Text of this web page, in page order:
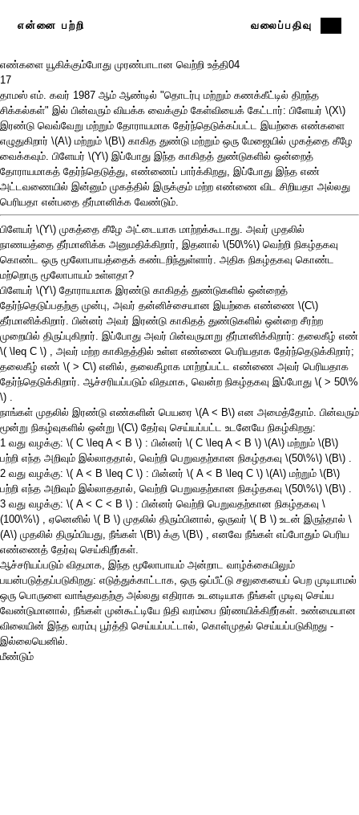
என்னை பற்றி வலைப்பதிவு
எண்களை யூகிக்கும்போது முரண்பாடான வெற்றி உத்தி04
17
தாமஸ் எம். கவர் 1987 ஆம் ஆண்டில் "தொடர்பு மற்றும் கணக்கீட்டில் திறந்த
சிக்கல்கள்" இல் பின்வரும் வியக்க வைக்கும் கேள்வியைக் கேட்டார்: பிளேயர் \(X\)
இரண்டு வெவ்வேறு மற்றும் தோராயமாக தேர்ந்தெடுக்கப்பட்ட இயற்கை எண்களை
எழுதுகிறார் \(A\) மற்றும் \(B\) காகித துண்டு மற்றும் ஒரு மேஜையில் முகத்தை கீழே
வைக்கவும். பிளேயர் \(Y\) இப்போது இந்த காகிதத் துண்டுகளில் ஒன்றைத்
தோராயமாகத் தேர்ந்தெடுத்து, எண்ணைப் பார்க்கிறது, இப்போது இந்த எண்
அட்டவணையில் இன்னும் முகத்தில் இருக்கும் மற்ற எண்ணை விட சிறியதா அல்லது
பெரியதா என்பதை தீர்மானிக்க வேண்டும்.
பிளேயர் \(Y\) முகத்தை கீழே அட்டையாக மாற்றக்கூடாது. அவர் முதலில்
நாணயத்தை தீர்மானிக்க அனுமதிக்கிறார், இதனால் \(50\%\) வெற்றி நிகழ்தகவு
கொண்ட ஒரு மூலோபாயத்தைக் கண்டறிந்துள்ளார். அதிக நிகழ்தகவு கொண்ட
மற்றொரு மூலோபாயம் உள்ளதா?
பிளேயர் \(Y\) தோராயமாக இரண்டு காகிதத் துண்டுகளில் ஒன்றைத்
தேர்ந்தெடுப்பதற்கு முன்பு, அவர் தன்னிச்சையான இயற்கை எண்ணை \(C\)
தீர்மானிக்கிறார். பின்னர் அவர் இரண்டு காகிதத் துண்டுகளில் ஒன்றை சீரற்ற
முறையில் திருப்புகிறார். இப்போது அவர் பின்வருமாறு தீர்மானிக்கிறார்: தலைகீழ் எண்
\( \leq C \) , அவர் மற்ற காகிதத்தில் உள்ள எண்ணை பெரியதாக தேர்ந்தெடுக்கிறார்;
தலைகீழ் எண் \( > C\) எனில், தலைகீழாக மாற்றப்பட்ட எண்ணை அவர் பெரியதாக
தேர்ந்தெடுக்கிறார். ஆச்சரியப்படும் விதமாக, வென்ற நிகழ்தகவு இப்போது \( > 50\%
\)
நாங்கள் முதலில் இரண்டு எண்களின் பெயரை \(A < B\) என அமைத்தோம். பின்வரும்
மூன்று நிகழ்வுகளில் ஒன்று \(C\) தேர்வு செய்யப்பட்ட உடனேயே நிகழ்கிறது:
1 வது வழக்கு: \( C \leq A < B \) : பின்னர் \( C \leq A < B \) \(A\) மற்றும் \(B\)
பற்றி எந்த அறிவும் இல்லாததால், வெற்றி பெறுவதற்கான நிகழ்தகவு \(50\%\) \(B\)
2 வது வழக்கு: \( A < B \leq C \) : பின்னர் \( A < B \leq C \) \(A\) மற்றும் \(B\)
பற்றி எந்த அறிவும் இல்லாததால், வெற்றி பெறுவதற்கான நிகழ்தகவு \(50\%\) \(B\)
3 வது வழக்கு: \( A < C < B \) : பின்னர் வெற்றி பெறுவதற்கான நிகழ்தகவு \
(100\%\) , ஏனெனில் \( B \) முதலில் திரும்பினால், ஒருவர் \( B \) உடன் இருந்தால் \
(A\) முதலில் திரும்பியது, நீங்கள் \(B\) க்கு \(B\) , எனவே நீங்கள் எப்போதும் பெரிய
எண்ணைத் தேர்வு செய்கிறீர்கள்.
ஆச்சரியப்படும் விதமாக, இந்த மூலோபாயம் அன்றாட வாழ்க்கையிலும்
பயன்படுத்தப்படுகிறது: எடுத்துக்காட்டாக, ஒரு ஒப்பீட்டு சலுகையைப் பெற முடியாமல்
ஒரு பொருளை வாங்குவதற்கு அல்லது எதிராக உடனடியாக நீங்கள் முடிவு செய்ய
வேண்டுமானால், நீங்கள் முன்கூட்டியே நிதி வரம்பை நிர்ணயிக்கிறீர்கள். உண்மையான
விலையின் இந்த வரம்பு பூர்த்தி செய்யப்பட்டால், கொள்முதல் செய்யப்படுகிறது -
இல்லையெனில்.
மீண்டும்